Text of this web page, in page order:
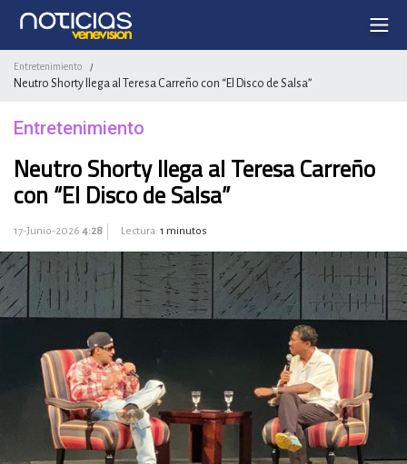
Entretenimiento /
Neutro Shorty llega al Teresa Carreño con “El Disco de Salsa”
Entretenimiento
Neutro Shorty llega al Teresa Carreño
con “El Disco de Salsa”
17-Junio-2026 4:28 Lectura: 1 minutos